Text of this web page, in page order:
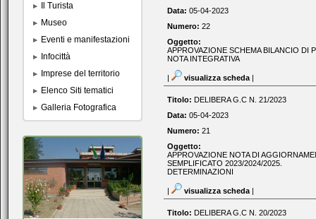
Il Turista
Museo
Eventi e manifestazioni
Infocittà
Imprese del territorio
Elenco Siti tematici
Galleria Fotografica
Data: 05-04-2023
Numero: 22
Oggetto:
APPROVAZIONE SCHEMA BILANCIO DI
NOTA INTEGRATIVA
| visualizza scheda |
Titolo: DELIBERA G.C N. 21/2023
Data: 05-04-2023
Numero: 21
Oggetto:
APPROVAZIONE NOTA DI
SEMPLIFICATO 2023/2024/2025.
DETERMINAZIONI
| visualizza scheda |
Titolo: DELIBERA G.C N. 20/2023